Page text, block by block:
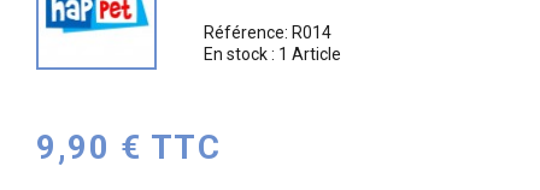
Référence: R014
En stock : 1 Article
9,90 € TTC